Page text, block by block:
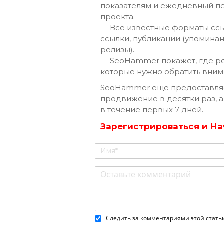
показателям и ежедневный
проекта.
— Все известные форматы
ссылки, публикации
релизы).
— SeoHammer покажет, где
которые нужно обратить
SeoHammer еще
продвижение в десятки раз,
в течение первых 7 дней.
Зарегистрироваться и
Следить за комментариями этой